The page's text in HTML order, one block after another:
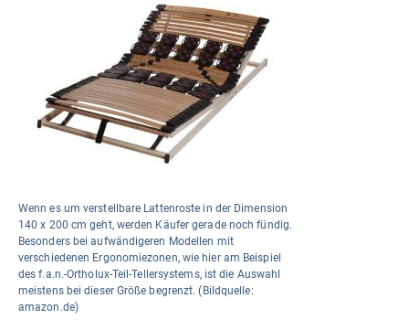
Wenn es um verstellbare Lattenroste in der Dimension
140 x 200 cm geht, werden Käufer gerade noch fündig.
Besonders bei aufwändigeren Modellen mit
verschiedenen Ergonomiezonen, wie hier am Beispiel
des f.a.n.-Ortholux-Teil-Tellersystems, ist die Auswahl
meistens bei dieser Größe begrenzt. (Bildquelle:
amazon.de)